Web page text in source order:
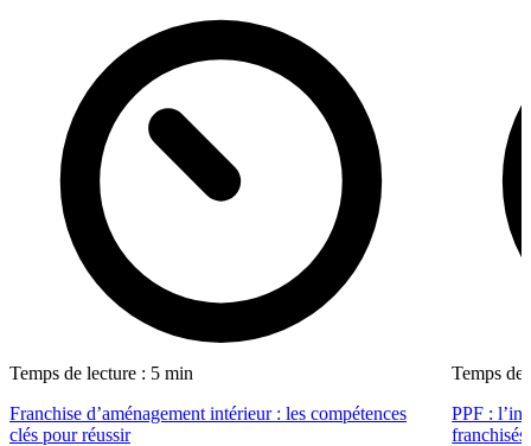
Temps de lecture : 5 min
Franchise d’aménagement intérieur : les compétences
clés pour réussir
Temps de
PPF :
franchisés